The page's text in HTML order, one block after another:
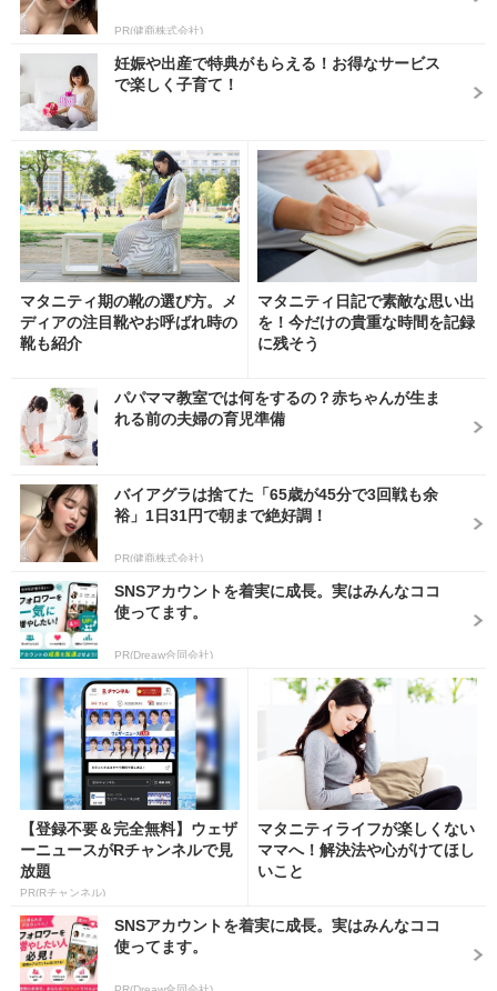
PR(健商株式会社)
妊娠や出産で特典がもらえる！お得なサービス
で楽しく子育て！
マタニティ期の靴の選び方。メ
ディアの注目靴やお呼ばれ時の
靴も紹介
マタニティ日記で素敵な思い出
を！今だけの貴重な時間を記録
に残そう
パパママ教室では何をするの？赤ちゃんが生ま
れる前の夫婦の育児準備
バイアグラは捨てた「65歳が45分で3回戦も余
裕」1日31円で朝まで絶好調！
PR(健商株式会社)
SNSアカウントを着実に成長。実はみんなココ
使ってます。
PR(Dreaw合同会社)
【登録不要＆完全無料】ウェザ
ーニュースがRチャンネルで見
放題
PR(Rチャンネル)
マタニティライフが楽しくない
ママへ！解決法や心がけてほし
いこと
SNSアカウントを着実に成長。実はみんなココ
使ってます。